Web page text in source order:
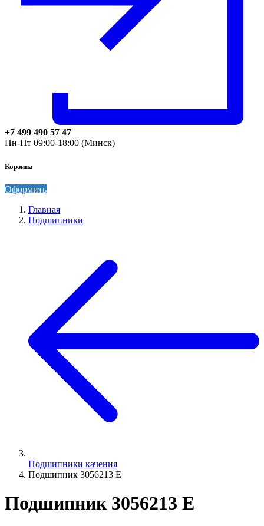
+7 499 490 57 47
Пн-Пт 09:00-18:00 (Минск)
Корзина
Оформить
Главная
Подшипники
Подшипники качения
Подшипник 3056213 Е
Подшипник 3056213 Е